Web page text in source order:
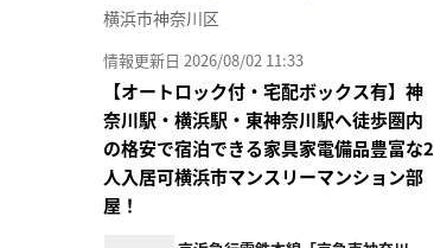
横浜市神奈川区
情報更新日 2026/08/02 11:33
【オートロック付・宅配ボックス有】神
奈川駅・横浜駅・東神奈川駅へ徒歩圏内
の格安で宿泊できる家具家電備品豊富な2
人入居可横浜市マンスリーマンション部
屋！